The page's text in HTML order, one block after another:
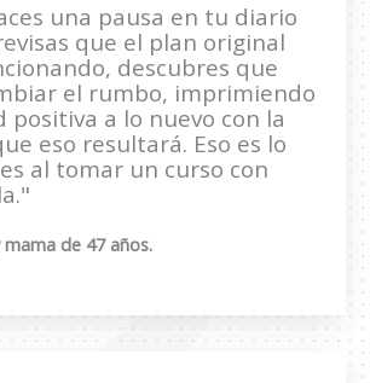
una pausa en tu diario
que el plan original
descubres que
el rumbo, imprimiendo
positiva a lo nuevo con la
eso resultará. Eso es lo
al tomar un curso con
de 47 años.